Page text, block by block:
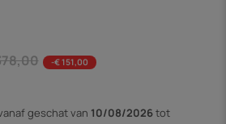
-€ 151,00
geschat van 10/08/2026tot